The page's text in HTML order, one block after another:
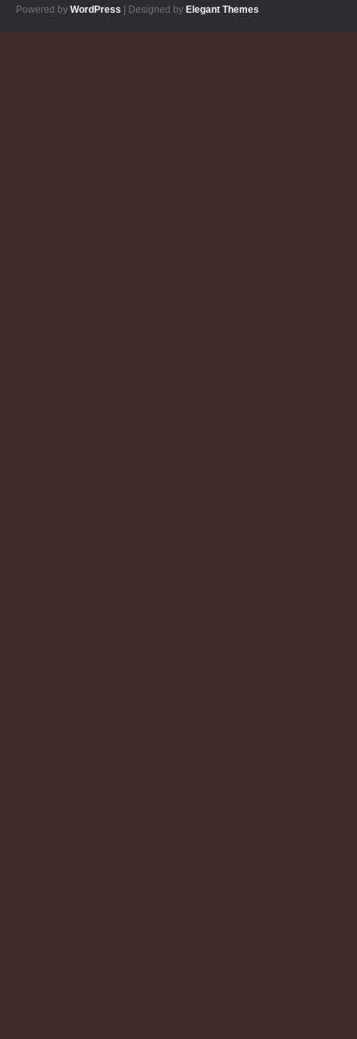
Powered by WordPress | Designed by Elegant Themes